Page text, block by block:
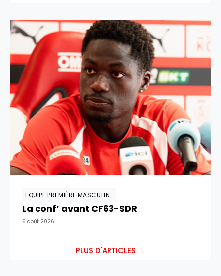
EQUIPE PREMIÈRE MASCULINE
La conf’ avant CF63-SDR
6 août 2026
PLUS D'ARTICLES →